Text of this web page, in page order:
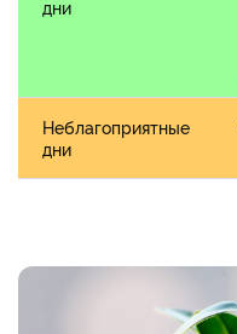
дни
Неблагоприятные
дни